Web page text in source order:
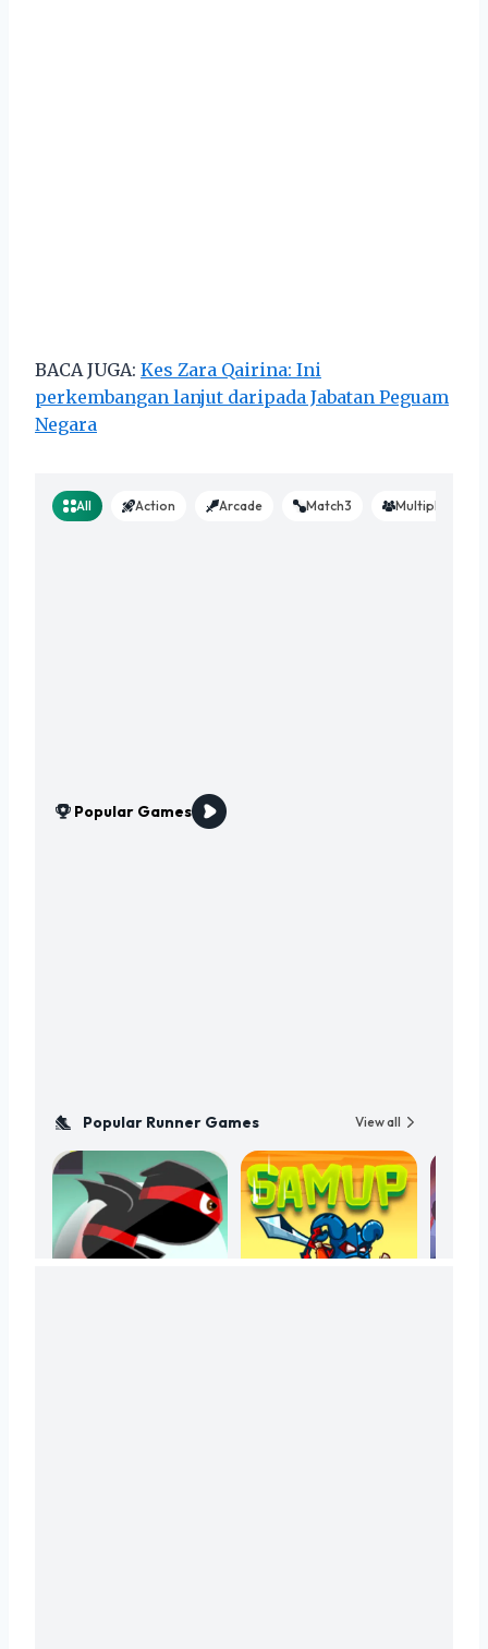
BACA JUGA: Kes Zara Qairina: Ini
perkembangan lanjut daripada Jabatan Peguam
Negara